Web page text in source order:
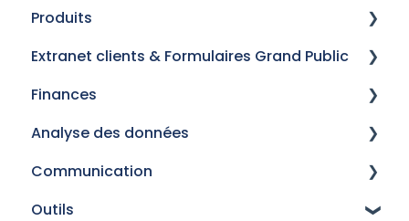
Gestion des contacts - Entreprises
Activités et Tâches
Gestion des contacts - Personnes
Agenda
Comparateur - Santé TNS
Personnalisation
Régulation
Vérification de conformité
Fiche d'informations conseil
Produits
Référentiel Produits - Marketplace
Extranet clients & Formulaires Grand Public
Inscription à l'extranet
Messagerie avec vos clients
Gérer les projets et les contrats
Finances
Bordereaux
Analyse des données
Reprise de données
Communication
Modèles
Outils